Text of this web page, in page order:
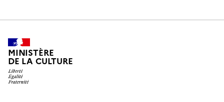
MINISTÈRE
DE LA CULTURE